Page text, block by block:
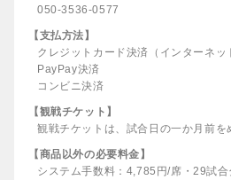
050-3536-0577
【支払方法】
クレジットカード決済（インターネッ
PayPay決済
コンビニ決済
【観戦チケット】
観戦チケットは、試合日の一か月前を
【商品以外の必要料金】
システム手数料：4,785円/席・29試合